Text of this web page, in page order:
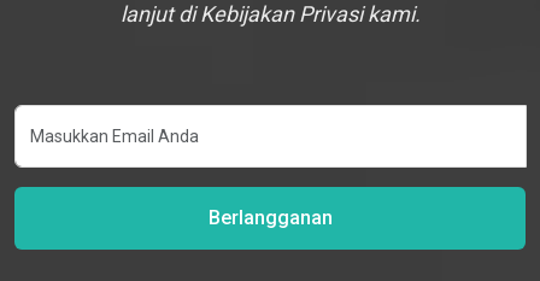
lanjut di Kebijakan Privasi kami.
Berlangganan